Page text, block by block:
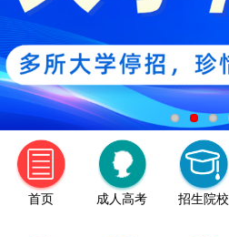
首页 成人高考 招生院校